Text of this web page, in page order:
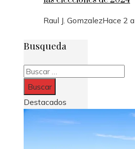
Raul J. GomzalezHace 2
Busqueda
Buscar:
Destacados